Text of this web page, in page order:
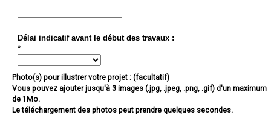
Délai indicatif avant le début des travaux :
*
Photo(s) pour illustrer votre projet : (facultatif)
Vous pouvez ajouter jusqu'à 3 images (.jpg, .jpeg, .png, .gif) d'un maximum
de 1Mo.
Le téléchargement des photos peut prendre quelques secondes.